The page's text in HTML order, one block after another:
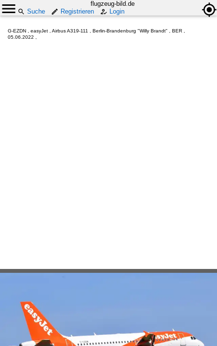
flugzeug-bild.de
Suche
Registrieren Login
G-EZDN , easyJet , Airbus A319-111 , Berlin-Brandenburg "Willy Brandt" , BER ,
05.06.2022 ,